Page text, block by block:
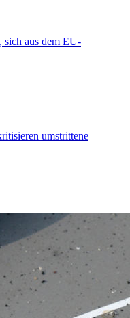
aus dem EU-
umstrittene